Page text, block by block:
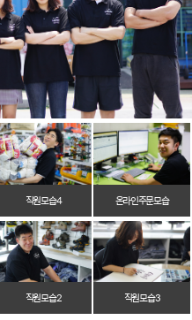
직원 모습 4 온라인 주문 모습
직원 모습 2 직원 모습 3